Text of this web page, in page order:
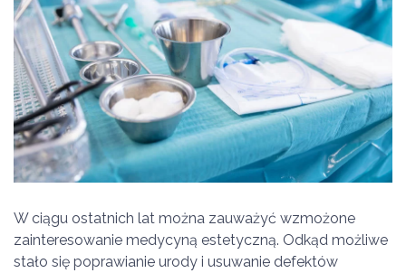
W ciągu ostatnich lat można zauważyć wzmożone
zainteresowanie medycyną estetyczną. Odkąd możliwe
stało się poprawianie urody i usuwanie defektów